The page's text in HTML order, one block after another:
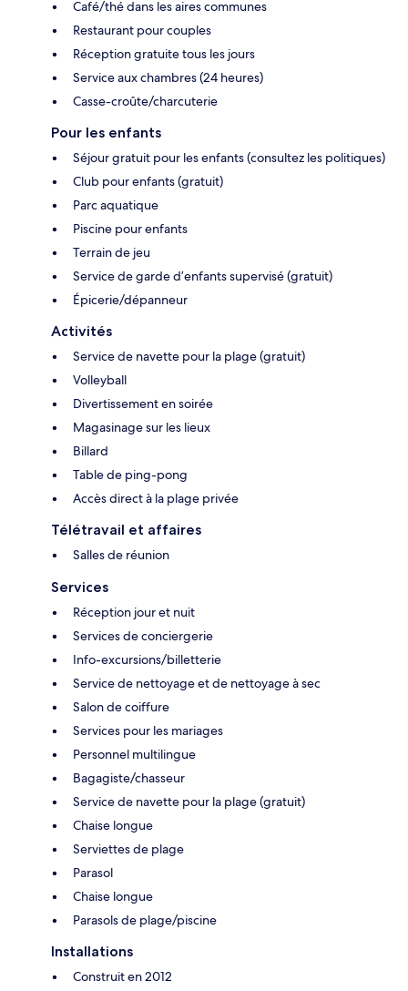
Café/thé dans les aires communes
Restaurant pour couples
Réception gratuite tous les jours
Service aux chambres (24 heures)
Casse-croûte/charcuterie
Pour les enfants
Séjour gratuit pour les enfants (consultez les politiques)
Club pour enfants (gratuit)
Parc aquatique
Piscine pour enfants
Terrain de jeu
Service de garde d’enfants supervisé (gratuit)
Épicerie/dépanneur
Activités
Service de navette pour la plage (gratuit)
Volleyball
Divertissement en soirée
Magasinage sur les lieux
Billard
Table de ping-pong
Accès direct à la plage privée
Télétravail et affaires
Salles de réunion
Services
Réception jour et nuit
Services de conciergerie
Info-excursions/billetterie
Service de nettoyage et de nettoyage à sec
Salon de coiffure
Services pour les mariages
Personnel multilingue
Bagagiste/chasseur
Service de navette pour la plage (gratuit)
Chaise longue
Serviettes de plage
Parasol
Chaise longue
Parasols de plage/piscine
Installations
Construit en 2012